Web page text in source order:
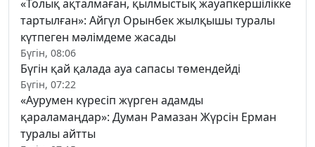
«Толық ақталмаған, қылмыстық жауапкершілікке
тартылған»: Айгүл Орынбек жылқышы туралы
күтпеген мәлімдеме жасады
Бүгін, 08:06
Бүгін қай қалада ауа сапасы төмендейді
Бүгін, 07:22
«Аурумен күресіп жүрген адамды
қараламаңдар»: Думан Рамазан Жүрсін Ерман
туралы айтты